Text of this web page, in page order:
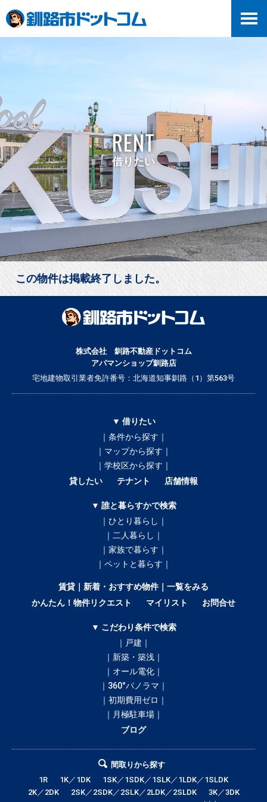
RENT
借りたい
この物件は掲載終了しました。
株式会社 釧路不動産ドットコム
アパマンショップ釧路店
宅地建物取引業者免許番号：北海道知事釧路（1）第563号
▼ 借りたい
｜条件から探す｜
｜マップから探す｜
｜学校区から探す｜
貸したい
テナント 店舗情報
▼ 誰と暮らすかで検索
｜ひとり暮らし｜
｜二人暮らし｜
｜家族で暮らす｜
｜ペットと暮らす｜
賃貸｜新着・おすすめ物件｜一覧をみる
かんたん！物件リクエスト
マイリスト お問合せ
▼ こだわり条件で検索
｜戸建｜
｜新築・築浅｜
｜オール電化｜
｜360°パノラマ｜
｜初期費用ゼロ｜
｜月極駐車場｜
ブログ
間取りから探す
1R
1K／1DK
1SK／1SDK／1SLK／1LDK／1SLDK
2K／2DK
2SK／2SDK／2SLK／2LDK／2SLDK
3K／3DK